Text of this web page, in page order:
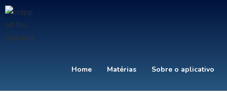
Home Matérias Sobre o aplicativo